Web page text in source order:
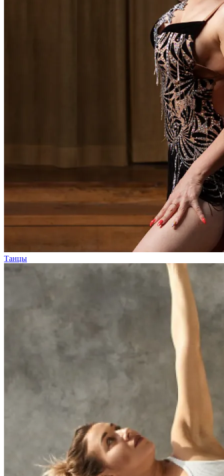
Танцы